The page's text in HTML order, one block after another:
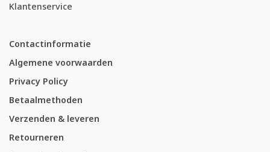
Klantenservice
Contactinformatie
Algemene voorwaarden
Privacy Policy
Betaalmethoden
Verzenden & leveren
Retourneren